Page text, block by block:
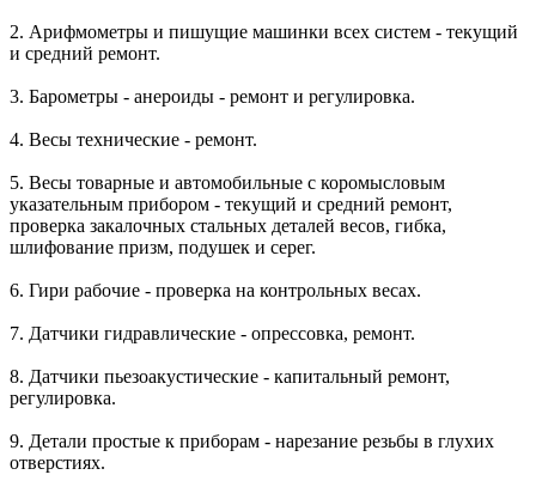
2. Арифмометры и пишущие машинки всех систем - текущий
и средний ремонт.
3. Барометры - анероиды - ремонт и регулировка.
4. Весы технические - ремонт.
5. Весы товарные и автомобильные с коромысловым
указательным прибором - текущий и средний ремонт,
проверка закалочных стальных деталей весов, гибка,
шлифование призм, подушек и серег.
6. Гири рабочие - проверка на контрольных весах.
7. Датчики гидравлические - опрессовка, ремонт.
8. Датчики пьезоакустические - капитальный ремонт,
регулировка.
9. Детали простые к приборам - нарезание резьбы в глухих
отверстиях.